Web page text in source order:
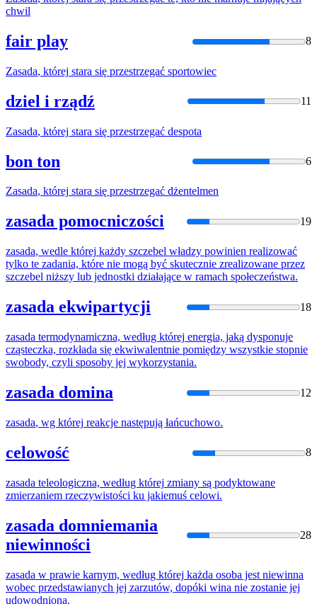
chwil
fair play 8
Zasada, której stara się przestrzegać sportowiec
dziel i rządź 11
Zasada, której stara się przestrzegać despota
bon ton 6
Zasada, której stara się przestrzegać dżentelmen
zasada pomocniczości 19
zasada, wedle której każdy szczebel władzy powinien realizować
tylko te zadania, które nie mogą być skutecznie zrealizowane przez
szczebel niższy lub jednostki działające w ramach społeczeństwa.
zasada ekwipartycji 18
zasada termodynamiczna, według której energia, jaką dysponuje
cząsteczka, rozkłada się ekwiwalentnie pomiędzy wszystkie stopnie
swobody, czyli sposoby jej wykorzystania.
zasada domina 12
zasada, wg której reakcje następują łańcuchowo.
celowość 8
zasada teleologiczna, według której zmiany są podyktowane
zmierzaniem rzeczywistości ku jakiemuś celowi.
zasada domniemania
niewinności
28
zasada w prawie karnym, według której każda osoba jest niewinna
wobec przedstawianych jej zarzutów, dopóki wina nie zostanie jej
udowodniona.